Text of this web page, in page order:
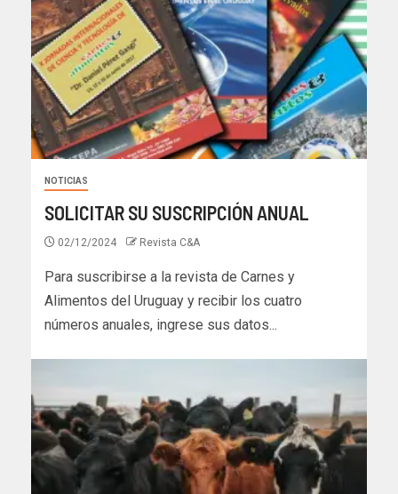
NOTICIAS
SOLICITAR SU SUSCRIPCIÓN ANUAL
02/12/2024 Revista C&A
Para suscribirse a la revista de Carnes y
Alimentos del Uruguay y recibir los cuatro
números anuales, ingrese sus datos...